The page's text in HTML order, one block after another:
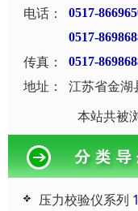
电话：
0517-
0517-
传真： 0517-
地址：
江苏省金湖
本站共被
压力校验仪系列